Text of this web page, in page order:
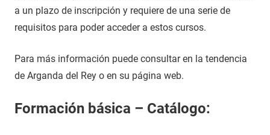
a un plazo de inscripción y requiere de una serie de
requisitos para poder acceder a estos cursos.
Para más información puede consultar en la tendencia
de Arganda del Rey o en su página web.
Formación básica – Catálogo: